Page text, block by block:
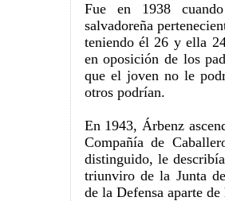
Fue en 1938
salvadoreña
teniendo él 26 y ella
en oposición de los
que el joven no le
otros podrían.
En 1943, Árbenz
Compañía de
distinguido, le
triunviro de la Junta
de la Defensa aparte